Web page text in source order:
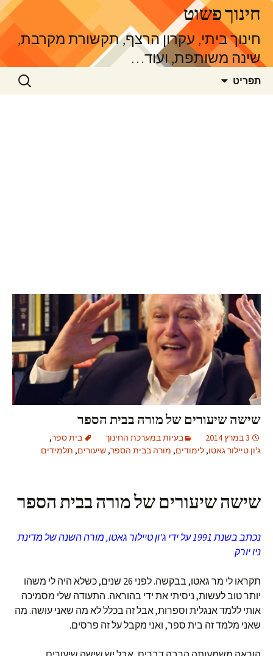
לדלג
לתוכןחינוך פשוט
חינוך ביתי, עקרון הרצף, תקשורת מקרבת,
שינה משותפת, ועוד…
תפריט חיפוש:
שישה שיעורים של מורה בבית הספר
3 במרץ 2014 בעיות במערכת החינוך בית ספר,
ג'ון טיילור גאטו, לימודים, מורה בבית הספר, שיעורים, תלמידים
שישה שיעורים של מורה בבית הספר
נכתב בשנת 1991 על ידי ג'ון טיילור גאטו, מורה השנה של מדינת
ניו יורק
תקראו לי מר גאטו, בבקשה. לפני 26 שנים, כשלא היה לי משהו
יותר טוב לעשות, ניסיתי את ידי בהוראה. התעודה שלי מסמיכה
אותי ללמד אנגלית וספרות, אבל זה בכלל לא מה שאני עושה. מה
שאני מלמד זה בית ספר, ואני מקבל על זה פרסים.